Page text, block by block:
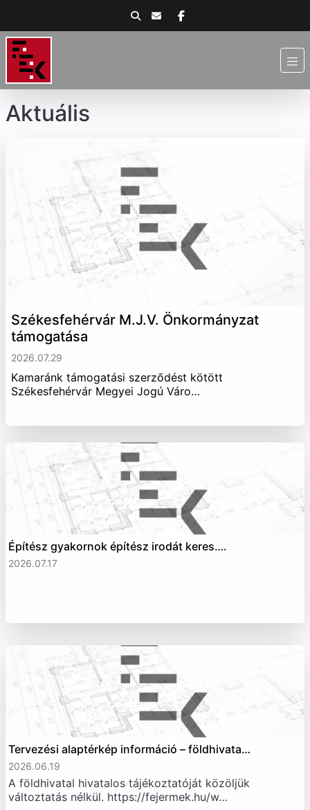
Aktuális
Székesfehérvár M.J.V. Önkormányzat
támogatása
2026.07.29
Kamaránk támogatási szerződést kötött
Székesfehérvár Megyei Jogú Váro…
Építész gyakornok építész irodát keres….
2026.07.17
Tervezési alaptérkép információ – földhivata…
2026.06.19
A földhivatal hivatalos tájékoztatóját közöljük
változtatás nélkül. https://fejermek.hu/w…